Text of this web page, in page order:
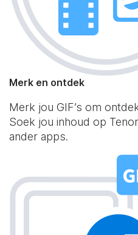
Merk en ontdek
Merk jou GIF’s om
Soek jou inhoud op
ander apps.